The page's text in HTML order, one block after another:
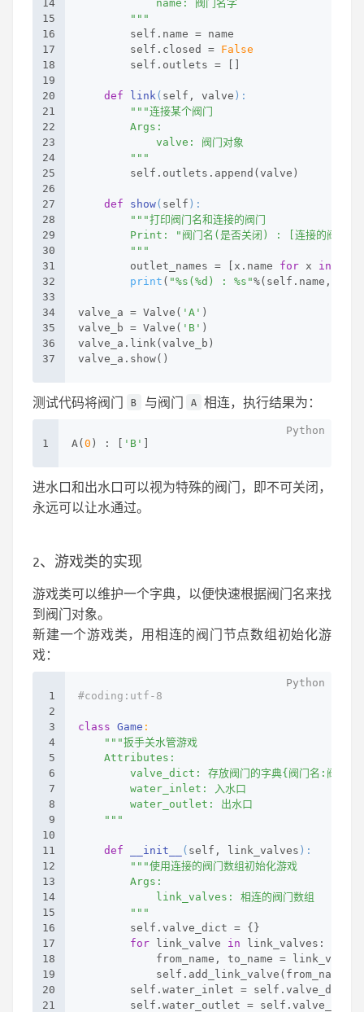
14
15
16
17
18
19
20
21
22
23
24
25
26
27
28
29
30
31
32
33
34
35
36
37
            name: 阀门名字
        """
        self.name = name
        self.closed =
False
        self.outlets = []
def link ( self, valve ):
"""连接某个阀门
        Args:
            valve: 阀门对象
        """
        self.outlets.append(valve)
def show( self ):
"""打印阀门名和连接的阀门
Print: "阀门名(是否关闭) : [连接的阀门名
        """
        outlet_names = [x.name
for x in
print ( "%s(%d) : %s"%(self.name,
valve_a = Valve( 'A' )
valve_b = Valve( 'B' )
valve_a.link(valve_b)
valve_a.show()
测试代码将阀门 B 与阀门 A 相连，执行结果为：
1 A(0 ) : [ 'B' ]
进水口和出水口可以视为特殊的阀门，即不可关闭，
永远可以让水通过。
2、游戏类的实现
游戏类可以维护一个字典，以便快速根据阀门名来找
到阀门对象。
新建一个游戏类，用相连的阀门节点数组初始化游
戏：
1
2
3
4
5
6
7
8
9
10
11
12
13
14
15
16
17
18
19
20
21
#coding:utf-8
class Game :
"""扳手关水管游戏
    Attributes:
valve_dict: 存放阀门的字典{阀门名:阀门对
        water_inlet: 入水口
        water_outlet: 出水口
    """
def __init__ ( self, link_valves ):
"""使用连接的阀门数组初始化游戏
        Args:
            link_valves: 相连的阀门数组
        """
        self.valve_dict = {}
for link_valve in link_valves:
            from_name, to_name = link_valve
self.add_link_valve(from_name,
        self.water_inlet = self.valve_dict[
        self.water_outlet = self.valve_dict[